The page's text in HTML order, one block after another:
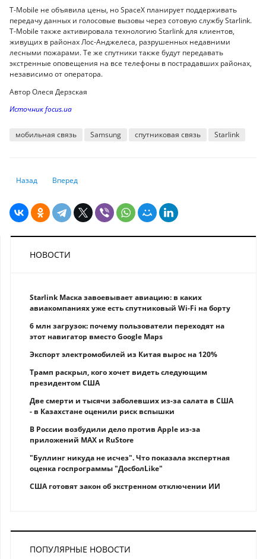
T-Mobile не объявила цены, но SpaceX планирует поддерживать
передачу данных и голосовые вызовы через сотовую службу Starlink.
T-Mobile также активировала технологию Starlink для клиентов,
живущих в районах Лос-Анджелеса, разрушенных недавними
лесными пожарами. Те же спутники также будут передавать
экстренные оповещения на все телефоны в пострадавших районах,
независимо от оператора.
Автор Олеся Дерзская
Источник focus.ua
мобильная связь Samsung спутниковая связь Starlink
Предыдущий: Пустая трата денег — смартфоны, которых стоит
Назад Следующий: В Facebook, Instagram и WhatsApp произошел
Вперед
НОВОСТИ
Starlink Маска завоевывает авиацию: в каких
авиакомпаниях уже есть спутниковый Wi-Fi на борту
6 млн загрузок: почему пользователи переходят на
этот навигатор вместо Google Maps
Экспорт электромобилей из Китая вырос на 120%
Трамп раскрыл, кого хочет видеть следующим
президентом США
Две смерти и тысячи заболевших из-за салата в США
- в Казахстане оценили риск вспышки
В России возбудили дело против Apple из-за
приложений MAX и RuStore
"Буллинг никуда не исчез". Что показала экспертная
оценка госпрограммы "ДосболLike"
США готовят закон об экстренном отключении ИИ
ПОПУЛЯРНЫЕ НОВОСТИ